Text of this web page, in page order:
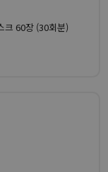
크 60장 (30회분)